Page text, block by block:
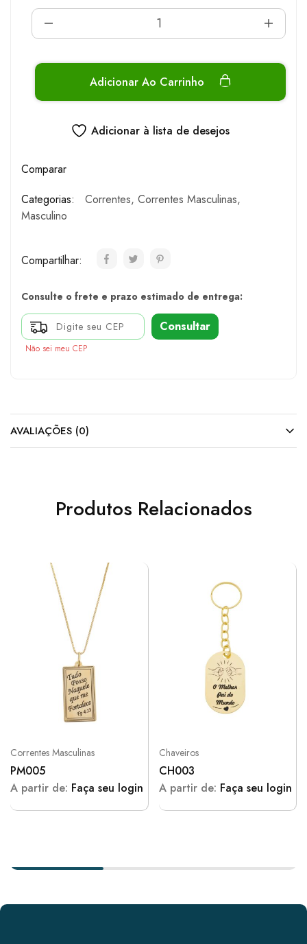
Adicionar Ao Carrinho
Adicionar à lista de desejos
Comparar
Categorias:
Correntes, Correntes Masculinas,
Masculino
Compartilhar:
Consulte o frete e prazo estimado de entrega:
Consultar
Não sei meu CEP
AVALIAÇÕES (0)
Produtos Relacionados
Correntes Masculinas
PM005
A partir de: Faça seu login
Chaveiros
CH003
A partir de: Faça seu login